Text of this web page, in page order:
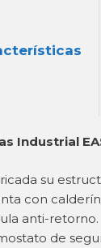
Industrial
su
con
anti-retorno.
de